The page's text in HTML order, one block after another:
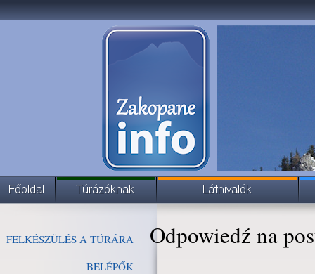
FELKÉSZÜLÉS A TÚRÁRA
BELÉPŐK
Odpowiedź na